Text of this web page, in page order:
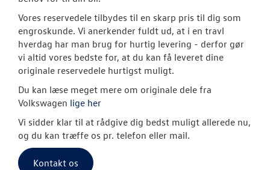
BILPLEJE
NYHEDER
OM OS
Vores reservedele tilbydes til en skarp pris til dig som
engroskunde. Vi anerkender fuldt ud, at i en travl
hverdag har man brug for hurtig levering - derfor gør
vi altid vores bedste for, at du kan få leveret dine
originale reservedele hurtigst muligt.
Du kan læse meget mere om originale dele fra
Volkswagen lige her
Vi sidder klar til at rådgive dig bedst muligt allerede nu,
og du kan træffe os pr. telefon eller mail.
Kontakt os